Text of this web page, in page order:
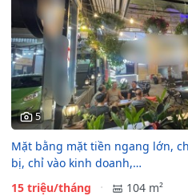
5
Mặt bằng mặt tiền ngang lớn,
bị, chỉ vào kinh doanh,…
15 triệu/tháng
104 m²